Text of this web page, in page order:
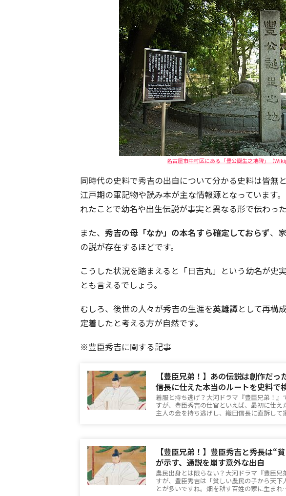
名古屋市中村区にある「豊公誕生之地碑」（
同時代の史料で秀吉の出自について分かる史料は皆無
江戸期の軍記物や読み本が主な情報源となっています
れたことで幼名や出生伝説が事実と異なる形で伝わっ
また、 秀吉の母「なか」の本名すら確定しておらず、
の説が存在するほどです。
こうした状況を踏まえると「日吉丸」という幼名が史
とも言えるでしょう。
むしろ、後世の人々が秀吉の生涯を英雄譚として再構
定着したと考える方が自然です。
※豊臣秀吉に関する記事
【豊臣兄弟！】あの伝説は創作だ
信長に仕えた本当のルートを史料で
着服と持ち逃げ？大河ドラマ『豊臣兄弟！
すが、豊臣秀吉の仕官といえば、最初に仕
主人の金を持ち逃げし、織田信長に直訴し
【豊臣兄弟！】豊臣秀吉と秀長は“
が示す、通説を崩す意外な出自
農民出身とは限らない？大河ドラマ『豊臣
すが、豊臣秀吉は「貧しい農民の子から天
とが多いですね。畑を耕す百姓の家に生ま